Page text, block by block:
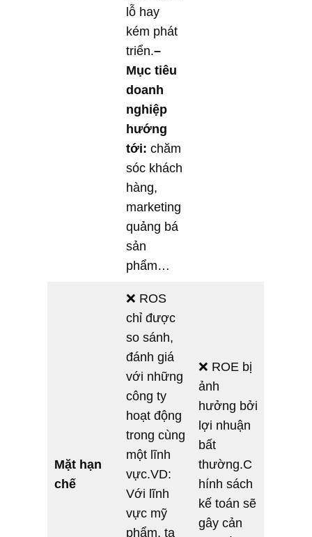
lỗ hay
kém phát
triển.–
Mục tiêu
doanh
nghiệp
hướng
tới: chăm
sóc khách
hàng,
marketing
quảng bá
sản
phẩm…
Mặt hạn
chế
❌ ROS
chỉ được
so sánh,
đánh giá
với những
công ty
hoạt động
trong cùng
một lĩnh
vực.VD:
Với lĩnh
vực mỹ
phẩm, ta
❌ ROE bị
ảnh
hưởng bởi
lợi nhuận
bất
thường.C
hính sách
kế toán sẽ
gây cản